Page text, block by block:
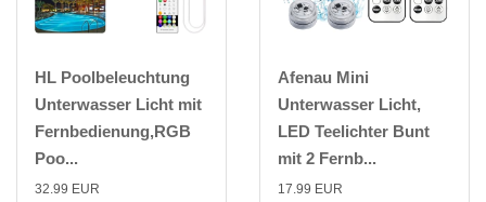
HL Poolbeleuchtung
Unterwasser Licht mit
Fernbedienung,RGB
Poo...
32.99 EUR
Afenau Mini
Unterwasser Licht,
LED Teelichter Bunt
mit 2 Fernb...
17.99 EUR